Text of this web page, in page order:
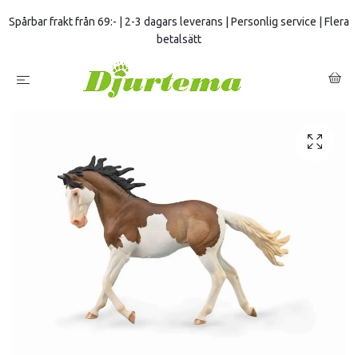
Spårbar frakt från 69:- | 2-3 dagars leverans | Personlig service | Flera
betalsätt